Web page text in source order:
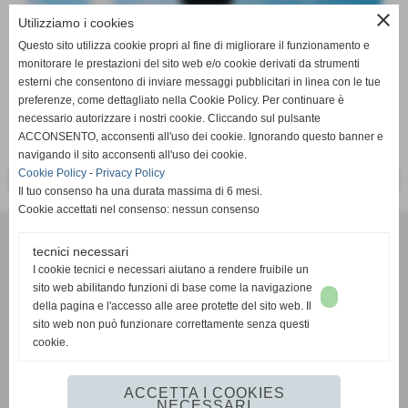
COMUNICAZIONE
IMPORTANTE!
30-08-2022 12:44-Comunicazioni
L'applicazione "Servizi Sanitari Livorno" non è più attiva.
Al suo posto potrete scaricare "Toscana Salute"!
<< PRECEDENTE
Via della Repubblica 48, Piombino (LI)
C.F. 81001950492
Tel.0565 222751
Cell. - Whatsapp331 114 12 08
E-mailpiombino.comunale@avis.it
close
Utilizziamo i cookies
Questo sito utilizza cookie propri al fine di migliorare il funzionamento e
monitorare le prestazioni del sito web e/o cookie derivati da strumenti
esterni che consentono di inviare messaggi pubblicitari in linea con le tue
preferenze, come dettagliato nella Cookie Policy. Per continuare è
necessario autorizzare i nostri cookie. Cliccando sul pulsante
ACCONSENTO, acconsenti all'uso dei cookie. Ignorando questo banner e
navigando il sito acconsenti all'uso dei cookie.
Cookie Policy - Privacy Policy
Il tuo consenso ha una durata massima di 6 mesi.
Cookie accettati nel consenso: nessun consenso
tecnici necessari
I cookie tecnici e necessari aiutano a rendere fruibile un
sito web abilitando funzioni di base come la navigazione
della pagina e l'accesso alle aree protette del sito web. Il
sito web non può funzionare correttamente senza questi
cookie.
ACCETTA I COOKIES